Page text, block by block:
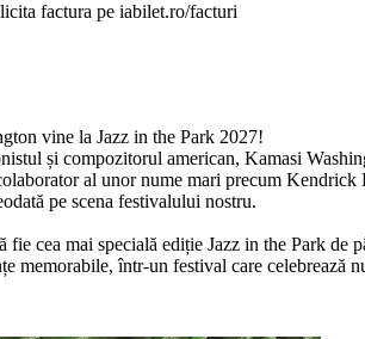
factura pe iabilet.ro/facturi
vine la Jazz in the Park 2027!
și compozitorul american, Kamasi
al unor nume mari precum
pe scena festivalului nostru.
cea mai specială ediție Jazz in the Park de
memorabile, într-un festival care celebrează